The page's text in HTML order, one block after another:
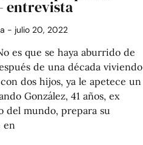
entrevista
julio 20, 2022
es que se haya aburrido de
de una década viviendo
dos hijos, ya le apetece un
González, 41 años, ex
del mundo, prepara su
en